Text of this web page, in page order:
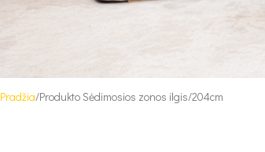
Pradžia Produkto Sėdimosios zonos ilgis 204cm